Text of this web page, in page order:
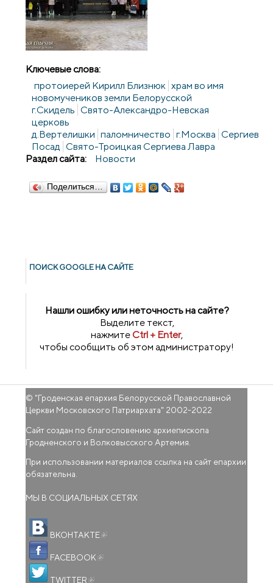
Ключевые слова:
протоиерей Кирилл Близнюк храм во имя
новомучеников земли Белорусской
г.Скидель Свято-Александро-Невская
церковь
д.Вертелишки паломничество г.Москва Сергиев
Посад Свято-Троицкая Сергиева Лавра
Раздел сайта:
Новости
Поделиться…
ПОИСК GOОGLE НА САЙТЕ
Нашли ошибку или неточность на сайте?
Выделите текст,
нажмитеCtrl + Enter,
чтобы сообщить об этом администратору!
© "Гроденская епархия Белорусской Православной
Церкви Московского Патриархата" 2002-2022
Сайт создан по благословению архиепископа
Гродненского и Волковысского Артемия.
При использовании материалов ссылка на сайт епархии
обязательна.
МЫ В СОЦИАЛЬНЫХ СЕТЯХ
ВКОНТАКТЕ
FACEBOOK
TWITTER